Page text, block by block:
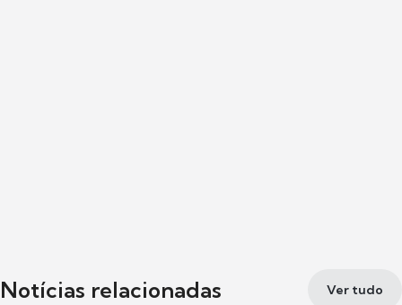
Notícias relacionadas Ver tudo